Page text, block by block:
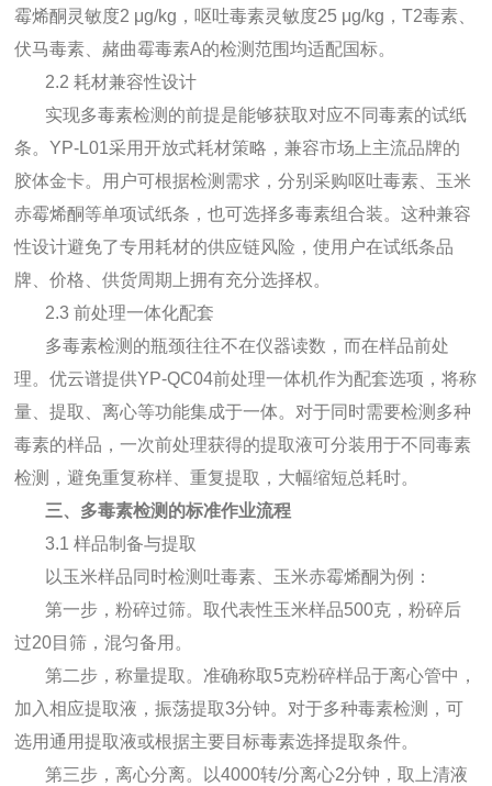
霉烯酮灵敏度2 μg/kg，呕吐毒素灵敏度25 μg/kg，T2毒素、
伏马毒素、赭曲霉毒素A的检测范围均适配国标。
2.2 耗材兼容性设计
实现多毒素检测的前提是能够获取对应不同毒素的试纸
条。YP-L01采用开放式耗材策略，兼容市场上主流品牌的
胶体金卡。用户可根据检测需求，分别采购呕吐毒素、玉米
赤霉烯酮等单项试纸条，也可选择多毒素组合装。这种兼容
性设计避免了专用耗材的供应链风险，使用户在试纸条品
牌、价格、供货周期上拥有充分选择权。
2.3 前处理一体化配套
多毒素检测的瓶颈往往不在仪器读数，而在样品前处
理。优云谱提供YP-QC04前处理一体机作为配套选项，将称
量、提取、离心等功能集成于一体。对于同时需要检测多种
毒素的样品，一次前处理获得的提取液可分装用于不同毒素
检测，避免重复称样、重复提取，大幅缩短总耗时。
三、多毒素检测的标准作业流程
3.1 样品制备与提取
以玉米样品同时检测吐毒素、玉米赤霉烯酮为例：
第一步，粉碎过筛。取代表性玉米样品500克，粉碎后
过20目筛，混匀备用。
第二步，称量提取。准确称取5克粉碎样品于离心管中，
加入相应提取液，振荡提取3分钟。对于多种毒素检测，可
选用通用提取液或根据主要目标毒素选择提取条件。
第三步，离心分离。以4000转/分离心2分钟，取上清液